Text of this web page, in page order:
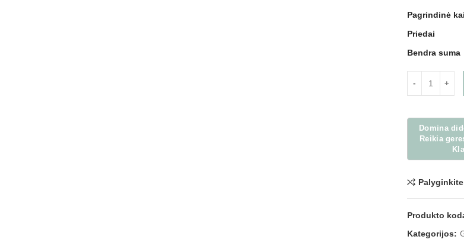
Pagrindinė
Priedai
Bendra suma
Palyginkite
Produkto
Kategorijos: